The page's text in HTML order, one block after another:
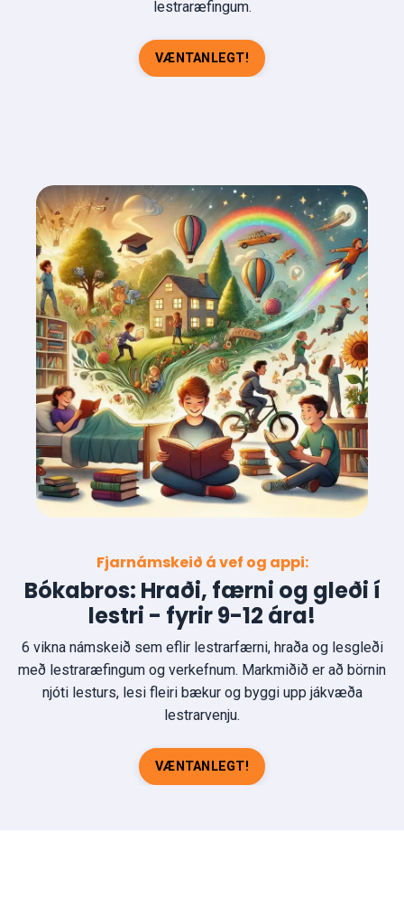
lestraræfingum.
VÆNTANLEGT!
Fjarnámskeið á vef og appi:
Bókabros: Hraði, færni og gleði í
lestri - fyrir 9-12 ára!
6 vikna námskeið sem eflir lestrarfærni, hraða og lesgleði
með lestraræfingum og verkefnum. Markmiðið er að börnin
njóti lesturs, lesi fleiri bækur og byggi upp jákvæða
lestrarvenju.
VÆNTANLEGT!